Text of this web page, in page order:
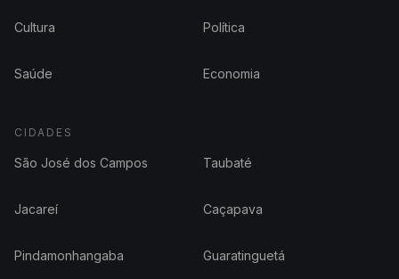
Cultura Política
Saúde Economia
CIDADES
São José dos Campos Taubaté
Jacareí Caçapava
Pindamonhangaba Guaratinguetá